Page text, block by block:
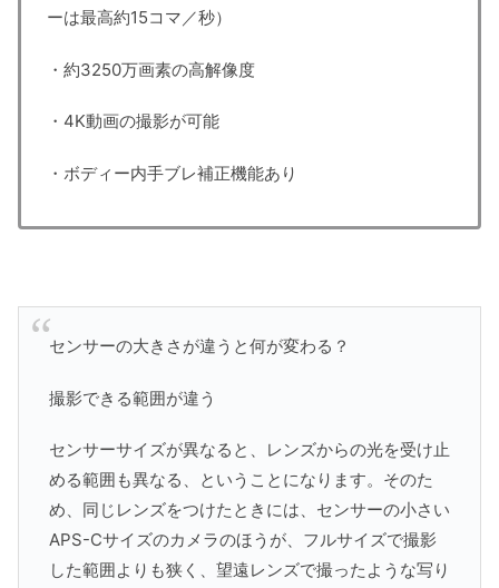
ーは最高約15コマ／秒）
・約3250万画素の高解像度
・4K動画の撮影が可能
・ボディー内手ブレ補正機能あり
センサーの大きさが違うと何が変わる？
撮影できる範囲が違う
センサーサイズが異なると、レンズからの光を受け止
める範囲も異なる、ということになります。そのた
め、同じレンズをつけたときには、センサーの小さい
APS-Cサイズのカメラのほうが、フルサイズで撮影
した範囲よりも狭く、望遠レンズで撮ったような写り